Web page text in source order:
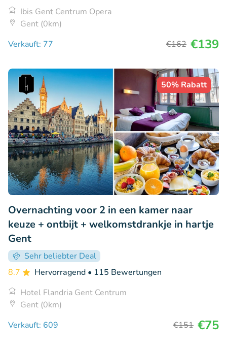
Ibis Gent Centrum Opera
Gent (0km)
Verkauft: 77
€162 €139
50% Rabatt
Overnachting voor 2 in een kamer naar
keuze + ontbijt + welkomstdrankje in hartje
Gent
Sehr beliebter Deal
8.7
Hervorragend • 115 Bewertungen
Hotel Flandria Gent Centrum
Gent (0km)
Verkauft: 609
€151 €75